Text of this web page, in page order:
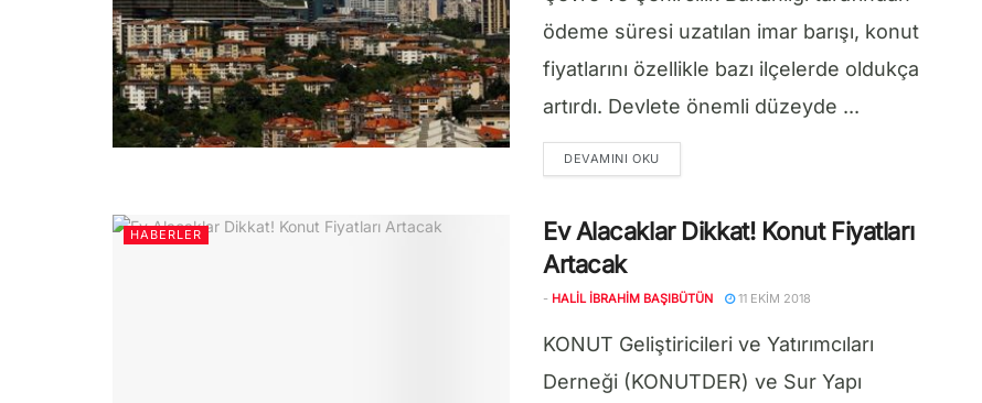
ödeme süresi uzatılan imar barışı, konut
fiyatlarını özellikle bazı ilçelerde oldukça
artırdı. Devlete önemli düzeyde ...
DEVAMINI OKUDETAILS
HABERLER
Ev Alacaklar Dikkat! Konut Fiyatları
Artacak
- HALIL İBRAHIM BAŞIBÜTÜN 11 EKIM 2018
KONUT Geliştiricileri ve Yatırımcıları
Derneği (KONUTDER) ve Sur Yapı